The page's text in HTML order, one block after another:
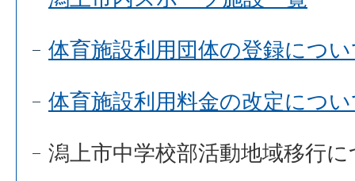
体育施設利用団体の登録につ
体育施設利用料金の改定につ
潟上市中学校部活動地域移行